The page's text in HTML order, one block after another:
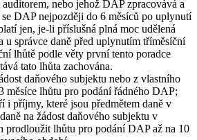
nebo jehož DAP zpracovává a
DAP nejpozději do 6 měsíců po uplynutí
jen, je-li příslušná plná moc udělená
u správce daně před uplynutím tříměsíční
lhůtě podle věty první tento poradce
tato lhůta zachována.
daňového subjektu nebo z vlastního
měsíce lhůtu pro podání řádného DAP;
i příjmy, které jsou předmětem daně v
na žádost daňového subjektu v
prodloužit lhůtu pro podání DAP až na 10